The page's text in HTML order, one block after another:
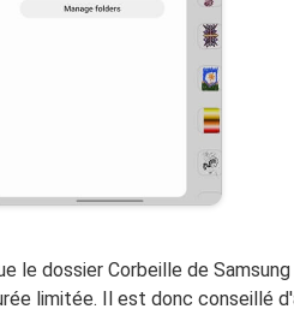
le dossier Corbeille de
limitée. Il est donc conseillé